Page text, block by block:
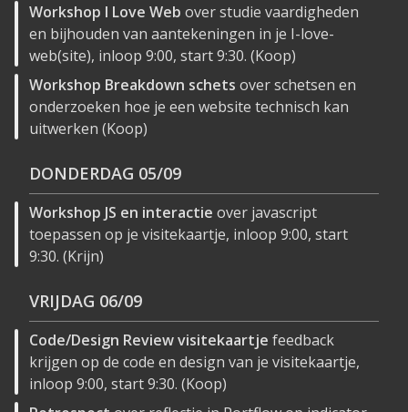
Workshop I Love Web over studie vaardigheden
en bijhouden van aantekeningen in je I-love-
web(site), inloop 9:00, start 9:30. (Koop)
Workshop Breakdown schets over schetsen en
onderzoeken hoe je een website technisch kan
uitwerken (Koop)
DONDERDAG 05/09
Workshop JS en interactie over javascript
toepassen op je visitekaartje, inloop 9:00, start
9:30. (Krijn)
VRIJDAG 06/09
Code/Design Review visitekaartje feedback
krijgen op de code en design van je visitekaartje,
inloop 9:00, start 9:30. (Koop)